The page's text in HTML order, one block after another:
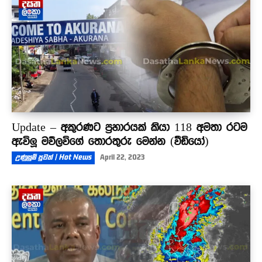
Update – අකුරණට ප්‍රහාරයක් කියා 118 අමතා රටම
ඇවිලූ මව්ලවිගේ තොරතුරු මෙන්න (වීඩියෝ)
උණුසුම් පුවත් | Hot News April 22, 2023